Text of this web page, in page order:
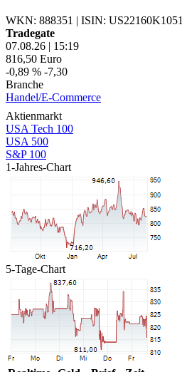
WKN: 888351 | ISIN: US22160K1051
Tradegate
07.08.26 | 15:19
816,50 Euro
-0,89 % -7,30
Branche
Handel/E-Commerce
Aktienmarkt
USA Tech 100
USA 500
S&P 100
1-Jahres-Chart
5-Tage-Chart